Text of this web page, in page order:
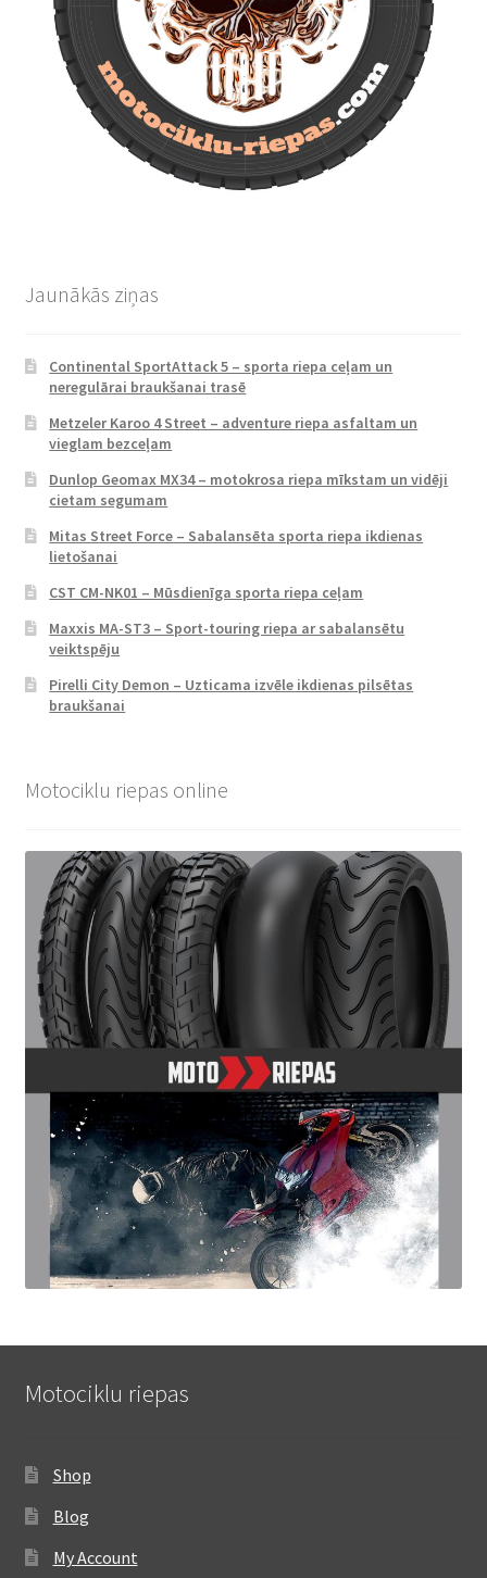
Jaunākās ziņas
Continental SportAttack 5 – sporta riepa ceļam un
neregulārai braukšanai trasē
Metzeler Karoo 4 Street – adventure riepa asfaltam un
vieglam bezceļam
Dunlop Geomax MX34 – motokrosa riepa mīkstam un vidēji
cietam segumam
Mitas Street Force – Sabalansēta sporta riepa ikdienas
lietošanai
CST CM-NK01 – Mūsdienīga sporta riepa ceļam
Maxxis MA-ST3 – Sport-touring riepa ar sabalansētu
veiktspēju
Pirelli City Demon – Uzticama izvēle ikdienas pilsētas
braukšanai
Motociklu riepas online
Motociklu riepas
Shop
Blog
My Account